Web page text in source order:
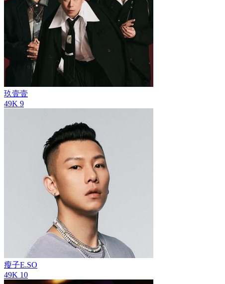
玖壹壹
49K 9
瘦子E.SO
49K 10